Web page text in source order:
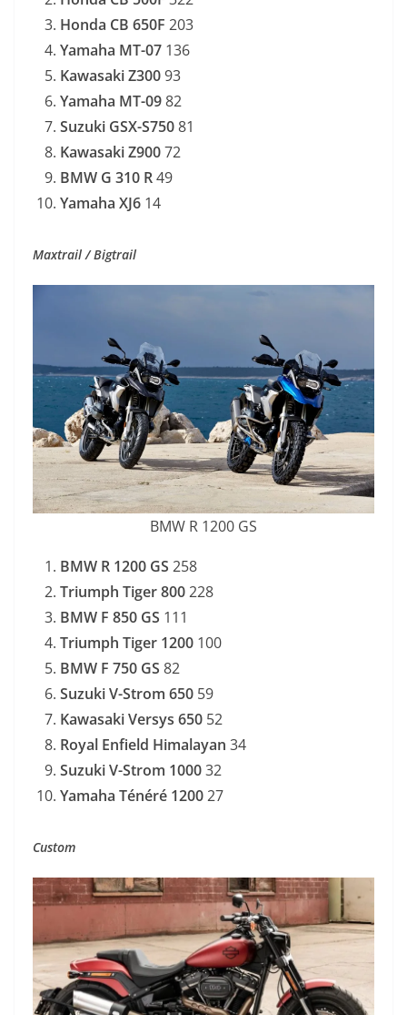
Honda CB 650F 203
Yamaha MT-07 136
Kawasaki Z30093
Yamaha MT-0982
Suzuki GSX-S75081
Kawasaki Z90072
BMW G 310 R49
Yamaha XJ6 14
Maxtrail / Bigtrail
BMW R 1200 GS
BMW R 1200 GS 258
Triumph Tiger 800228
BMW F 850 GS 111
Triumph Tiger 1200 100
BMW F 750 GS 82
Suzuki V-Strom 650 59
Kawasaki Versys 650 52
Royal Enfield Himalayan 34
Suzuki V-Strom 100032
Yamaha Ténéré 120027
Custom